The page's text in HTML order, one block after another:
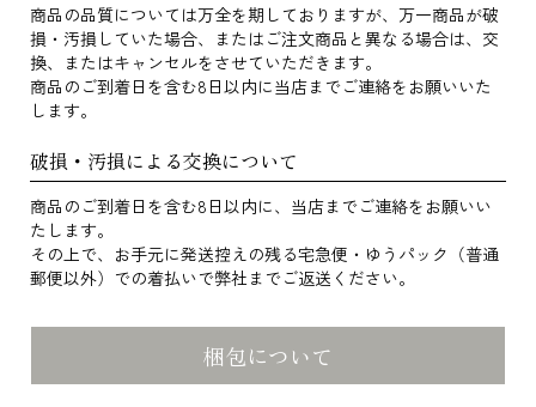
商品の品質については万全を期しておりますが、万一商品が破
損・汚損していた場合、またはご注文商品と異なる場合は、交
換、またはキャンセルをさせていただきます。
商品のご到着日を含む8日以内に当店までご連絡をお願いいた
します。
破損・汚損による交換について
商品のご到着日を含む8日以内に、当店までご連絡をお願いい
たします。
その上で、お手元に発送控えの残る宅急便・ゆうパック（普通
郵便以外）での着払いで弊社までご返送ください。
梱包について